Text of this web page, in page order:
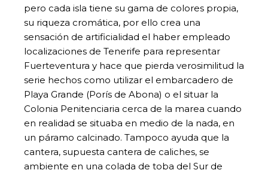
pero cada isla tiene su gama de colores propia,
su riqueza cromática, por ello crea una
sensación de artificialidad el haber empleado
localizaciones de Tenerife para representar
Fuerteventura y hace que pierda verosimilitud la
serie hechos como utilizar el embarcadero de
Playa Grande (Porís de Abona) o el situar la
Colonia Penitenciaria cerca de la marea cuando
en realidad se situaba en medio de la nada, en
un páramo calcinado. Tampoco ayuda que la
cantera, supuesta cantera de caliches, se
ambiente en una colada de toba del Sur de